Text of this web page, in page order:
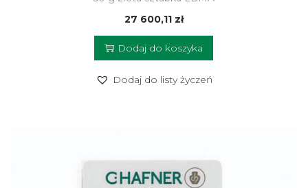
27 600,11 zł
Dodaj do koszyka
Dodaj do listy życzeń